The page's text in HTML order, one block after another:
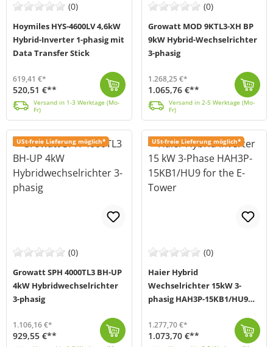
(0)
Hoymiles HYS-4600LV 4,6kW
Hybrid-Inverter 1-phasig mit
Data Transfer Stick
619,41 €*
520,51 €**
Versand in 1-3 Werktage (Mo-
Fr)
(0)
Growatt MOD 9KTL3-XH BP
9kW Hybrid-Wechselrichter
3-phasig
1.268,25 €*
1.065,76 €**
Versand in 2-5 Werktage (Mo-
Fr)
USt-freie Lieferung möglich*
(0)
Growatt SPH 4000TL3 BH-UP
4kW Hybridwechselrichter
3-phasig
1.106,16 €*
929,55 €**
USt-freie Lieferung möglich*
(0)
Haier Hybrid
Wechselrichter 15kW 3-
phasig HAH3P-15KB1/HU9
1.277,70 €*
1.073,70 €**